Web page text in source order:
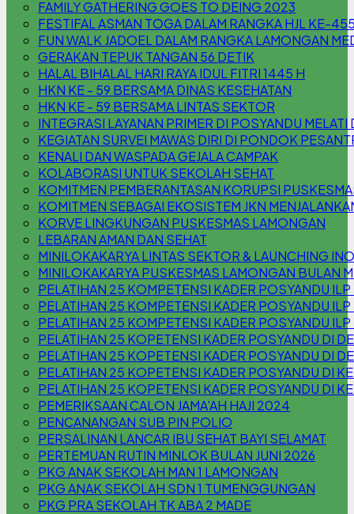
FAMILY GATHERING GOES TO DEING 2023
FESTIFAL ASMAN TOGA DALAM RANGKA HJL KE-
FUN WALK JADOEL DALAM RANGKA LAMONGAN
GERAKAN TEPUK TANGAN 56 DETIK
HALAL BIHALAL HARI RAYA IDUL FITRI 1445 H
HKN KE - 59 BERSAMA DINAS KESEHATAN
HKN KE - 59 BERSAMA LINTAS SEKTOR
INTEGRASI LAYANAN PRIMER DI POSYANDU
KEGIATAN SURVEI MAWAS DIRI DI PONDOK
KENALI DAN WASPADA GEJALA CAMPAK
KOLABORASI UNTUK SEKOLAH SEHAT
KOMITMEN PEMBERANTASAN KORUPSI
KOMITMEN SEBAGAI EKOSISTEM JKN
KORVE LINGKUNGAN PUSKESMAS LAMONGAN
LEBARAN AMAN DAN SEHAT
MINILOKAKARYA LINTAS SEKTOR & LAUNCHING
MINILOKAKARYA PUSKESMAS LAMONGAN BULAN
PELATIHAN 25 KOMPETENSI KADER POSYANDU
PELATIHAN 25 KOMPETENSI KADER POSYANDU ILP
PELATIHAN 25 KOMPETENSI KADER POSYANDU
PELATIHAN 25 KOPETENSI KADER POSYANDU DI
PELATIHAN 25 KOPETENSI KADER POSYANDU DI
PELATIHAN 25 KOPETENSI KADER POSYANDU DI
PELATIHAN 25 KOPETENSI KADER POSYANDU DI
PEMERIKSAAN CALON JAMA'AH HAJI 2024
PENCANANGAN SUB PIN POLIO
PERSALINAN LANCAR IBU SEHAT BAYI SELAMAT
PERTEMUAN RUTIN MINLOK BULAN JUNI 2026
PKG ANAK SEKOLAH MAN 1 LAMONGAN
PKG ANAK SEKOLAH SDN 1 TUMENGGUNGAN
PKG PRA SEKOLAH TK ABA 2 MADE